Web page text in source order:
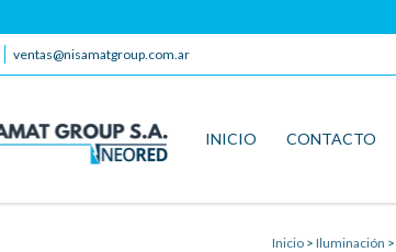
ventas@nisamatgroup.com.ar
INICIO CONTACTO
Inicio > Iluminación >